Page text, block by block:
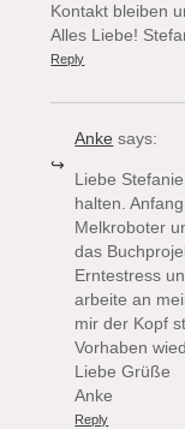
Kontakt bleiben
Alles Liebe!
Reply
Anke says:
Liebe
halten.
Melkroboter
das
Erntestress
arbeite an
mir der Kopf
Vorhaben
Liebe Grüße
Anke
Reply